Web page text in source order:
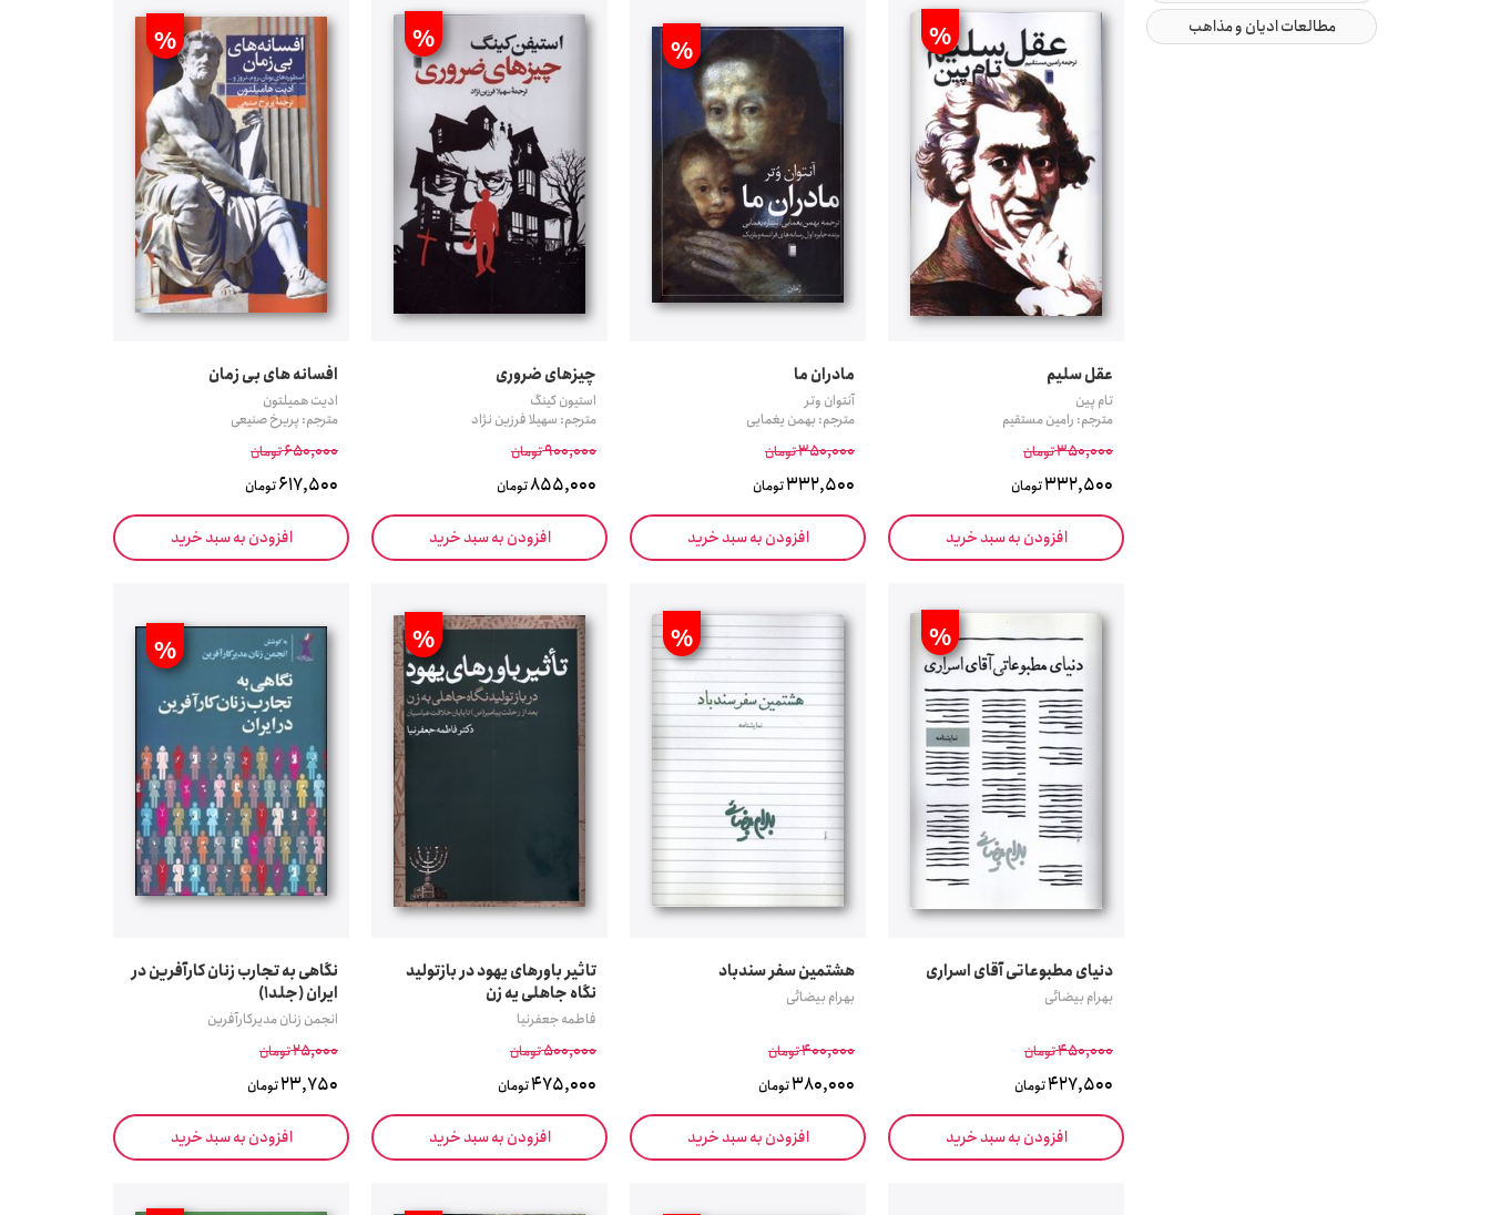
مطالعات ادیان و مذاهب
%
عقل سلیم
تام پین
مترجم: رامین مستقیم
350,000تومان
332,500تومان
افزودن به سبد خرید
%
مادران ما
آنتوان وتر
مترجم: بهمن یغمایی
350,000تومان
332,500تومان
افزودن به سبد خرید
%
چیزهای ضروری
استیون کینگ
مترجم: سهیلا فرزین نژاد
900,000تومان
855,000تومان
افزودن به سبد خرید
%
افسانه های بی زمان
ادیت همیلتون
مترجم: پریرخ صنیعی
650,000تومان
617,500تومان
افزودن به سبد خرید
%
دنیای مطبوعاتی آقای اسراری
بهرام بیضائی
450,000تومان
427,500تومان
افزودن به سبد خرید
%
هشتمین سفر سندباد
بهرام بیضائی
400,000تومان
380,000تومان
افزودن به سبد خرید
%
تاثیر باورهای یهود در بازتولید
نگاه جاهلی یه زن
فاطمه جعفرنیا
500,000تومان
475,000تومان
افزودن به سبد خرید
%
نگاهی به تجارب زنان کارآفرین در
ایران (جلد1)
انجمن زنان مدیرکارآفرین
25,000تومان
23,750تومان
افزودن به سبد خرید